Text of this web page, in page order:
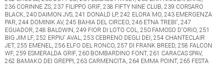
236 CORINNE ZS, 237 FILIPPO GRIF, 238 FIFTY NINE CLUB, 239 CORSARO
BLACK, 240 DAIMON JVS, 241 DONALD LP, 242 ELORA MO, 243 EMERGENZA
PAR, 244 DOMINIK AV, 245 BAHIA DEL CIRCEO, 246 ETNA TREBI', 247
EGUADOR, 248 BALDWIN, 249 FIOR DI LOTO COL, 250 FAMOSO D'ORIO, 251
BIG JIM LF, 252 ERPIU' AVAL, 253 CEBRENO DEGLI DEI, 254 CHANTECLAIR
JET, 255 EMENEL, 256 ELFO DEL RONCO, 257 DI FRANK BREED, 258 FALCON
WF, 259 ESMERALDA GRIF, 260 BOMBARDINO FONT, 261 CARACAS SPAV,
262 BAMAKO DEI GREPPI, 263 CARMENCITA, 264 EMMA POINT, 265 FESTA